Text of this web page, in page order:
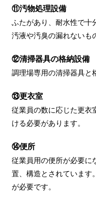
⑪汚物処理設備
ふたがあり、耐水性で十
汚液や汚臭の漏れないも
⑫清掃器具の格納設備
調理場専用の清掃器具と
⑬更衣室
従業員の数に応じた更衣
ける必要があります。
⑭便所
従業員用の便所が必要に
置、構造とされています
が必要です。